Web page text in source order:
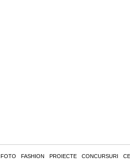
FOTO FASHION PROIECTE CONCURSURI